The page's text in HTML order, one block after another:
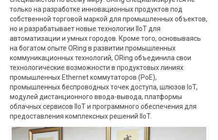
только на разработке инновационных продуктов под
собственной торговой маркой для промышленных объектов,
но и разрабатывает новые технологии IIoT для
автоматизации и умных городов. Кроме того, основываясь
на богатом опыте ORing в развитии промышленных
коммуникационных технологий, ORing объединила свои
технологические возможности в продуктовых линиях:
промышленных Ethernet коммутаторов (PoE),
промышленных беспроводных точек доступа, шлюзов IoT,
модулей дистанционного ввода-вывода, платформы
облачных сервисов IIoT и программного обеспечения для
предоставления комплексных решений IIoT.